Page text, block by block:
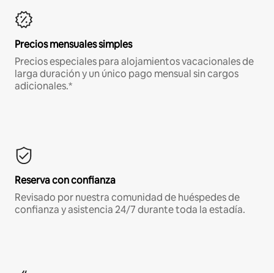
Precios mensuales simples
Precios especiales para alojamientos vacacionales de
larga duración y un único pago mensual sin cargos
adicionales.*
Reserva con confianza
Revisado por nuestra comunidad de huéspedes de
confianza y asistencia 24/7 durante toda la estadía.